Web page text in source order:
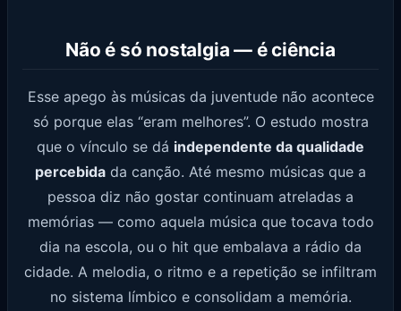
Não é só nostalgia — é ciência
Esse apego às músicas da juventude não acontece
só porque elas “eram melhores”. O estudo mostra
que o vínculo se dá independente da qualidade
percebida da canção. Até mesmo músicas que a
pessoa diz não gostar continuam atreladas a
memórias — como aquela música que tocava todo
dia na escola, ou o hit que embalava a rádio da
cidade. A melodia, o ritmo e a repetição se infiltram
no sistema límbico e consolidam a memória.